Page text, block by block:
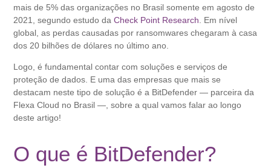
mais de 5% das organizações no Brasil somente em agosto de
2021, segundo estudo daCheck Point Research . Em nível
global, as perdas causadas por ransomwares chegaram à casa
dos 20 bilhões de dólares no último ano.
Logo, é fundamental contar com soluções e serviços de
proteção de dados. E uma das empresas que mais se
destacam neste tipo de solução é a BitDefender — parceira da
Flexa Cloud no Brasil —, sobre a qual vamos falar ao longo
deste artigo!
O que é BitDefender?